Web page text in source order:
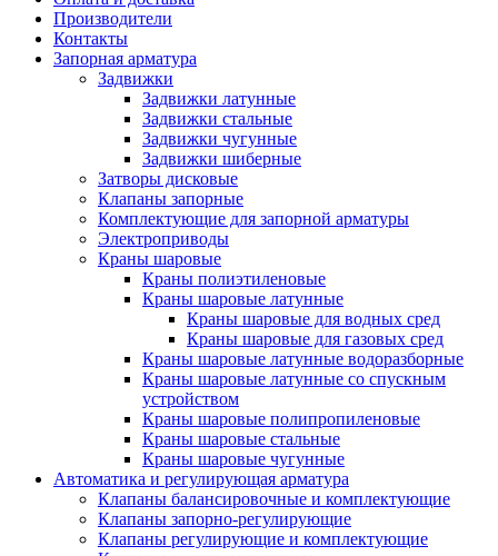
Производители
Контакты
Запорная арматура
Задвижки
Задвижки латунные
Задвижки стальные
Задвижки чугунные
Задвижки шиберные
Затворы дисковые
Клапаны запорные
Комплектующие для запорной арматуры
Электроприводы
Краны шаровые
Краны полиэтиленовые
Краны шаровые латунные
Краны шаровые для водных сред
Краны шаровые для газовых сред
Краны шаровые латунные водоразборные
Краны шаровые латунные со спускным
устройством
Краны шаровые полипропиленовые
Краны шаровые стальные
Краны шаровые чугунные
Автоматика и регулирующая арматура
Клапаны балансировочные и комплектующие
Клапаны запорно-регулирующие
Клапаны регулирующие и комплектующие